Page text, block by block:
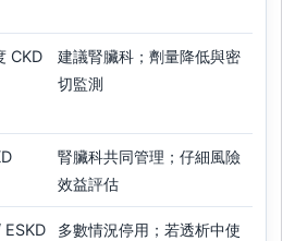
CKD
建議腎臟科；劑量降低與密
切監測
腎臟科共同管理；仔細風險
效益評估
ESKD
多數情況停用；若透析中使